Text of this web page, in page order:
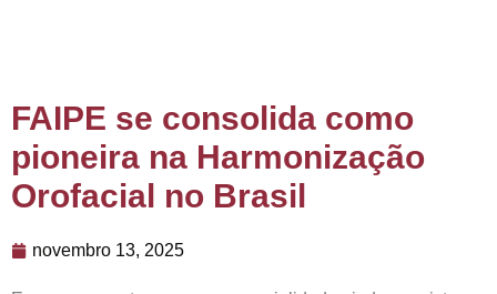
FAIPE se consolida como
pioneira na Harmonização
Orofacial no Brasil
novembro 13, 2025